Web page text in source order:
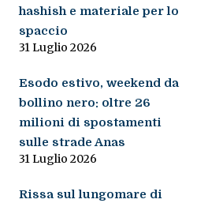
hashish e materiale per lo
spaccio
31 Luglio 2026
Esodo estivo, weekend da
bollino nero: oltre 26
milioni di spostamenti
sulle strade Anas
31 Luglio 2026
Rissa sul lungomare di